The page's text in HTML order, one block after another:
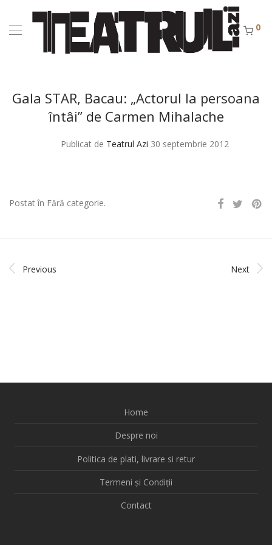
0
Gala STAR, Bacau: „Actorul la persoana
întâi” de Carmen Mihalache
Publicat de Teatrul Azi 30 septembrie 2012
Postat în Fără categorie.
Previous Next
Home
Despre noi
Politica de plati, livrare si retur
Termeni și Condiții
Contact